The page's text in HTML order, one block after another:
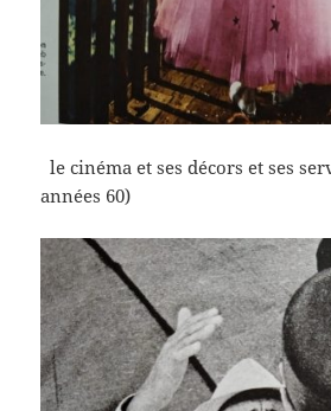
le cinéma et ses décors et ses
années 60)